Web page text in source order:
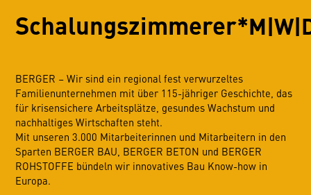
Schalungszimmerer*
BERGER – Wir sind ein regional fest verwurzeltes
Familienunternehmen mit über 115-jähriger Geschichte, das
für krisensichere Arbeitsplätze, gesundes Wachstum und
nachhaltiges Wirtschaften steht.
Mit unseren 3.000 Mitarbeiterinnen und Mitarbeitern in den
Sparten BERGER BAU, BERGER BETON und BERGER
ROHSTOFFE bündeln wir innovatives Bau Know-how in
Europa.